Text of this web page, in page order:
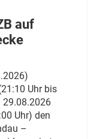
auf
Uhr bis
29.08.2026
Uhr) den
–